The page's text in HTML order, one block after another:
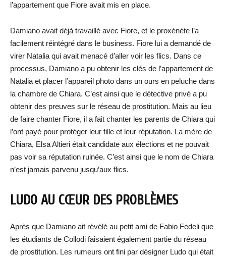
l’appartement que Fiore avait mis en place.
Damiano avait déjà travaillé avec Fiore, et le proxénète l’a
facilement réintégré dans le business. Fiore lui a demandé de
virer Natalia qui avait menacé d’aller voir les flics. Dans ce
processus, Damiano a pu obtenir les clés de l’appartement de
Natalia et placer l’appareil photo dans un ours en peluche dans
la chambre de Chiara. C’est ainsi que le détective privé a pu
obtenir des preuves sur le réseau de prostitution. Mais au lieu
de faire chanter Fiore, il a fait chanter les parents de Chiara qui
l’ont payé pour protéger leur fille et leur réputation. La mère de
Chiara, Elsa Altieri était candidate aux élections et ne pouvait
pas voir sa réputation ruinée. C’est ainsi que le nom de Chiara
n’est jamais parvenu jusqu’aux flics.
LUDO AU CŒUR DES PROBLÈMES
Après que Damiano ait révélé au petit ami de Fabio Fedeli que
les étudiants de Collodi faisaient également partie du réseau
de prostitution. Les rumeurs ont fini par désigner Ludo qui était